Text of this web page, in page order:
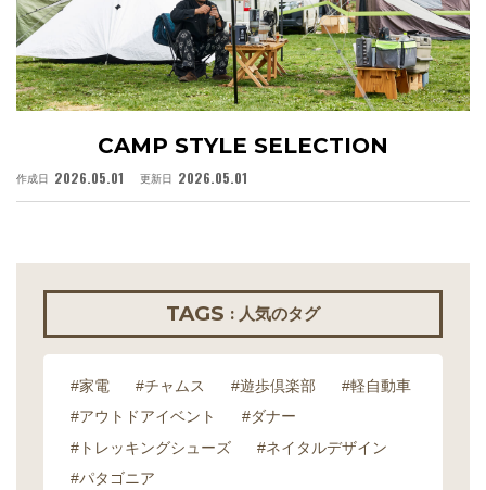
CAMP STYLE SELECTION
作成日 2026.05.01 更新日 2026.05.01
TAGS : 人気のタグ
#家電 #チャムス #遊歩倶楽部
#軽自動車
#アウトドアイベント
#ダナー
#トレッキングシューズ
#ネイタルデザイン
#パタゴニア